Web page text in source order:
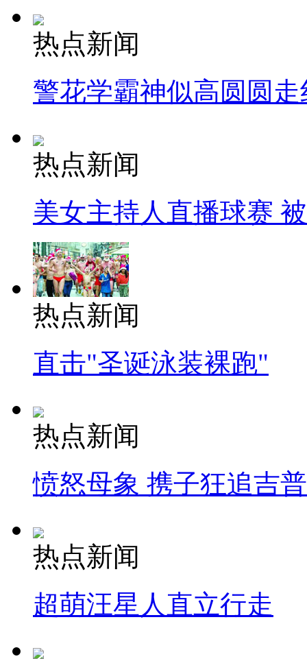
热点新闻
警花学霸神似高圆圆走
热点新闻
美女主持人直播球赛
热点新闻
直击"圣诞泳装裸跑"
热点新闻
愤怒母象 携子狂追吉
热点新闻
超萌汪星人直立行走